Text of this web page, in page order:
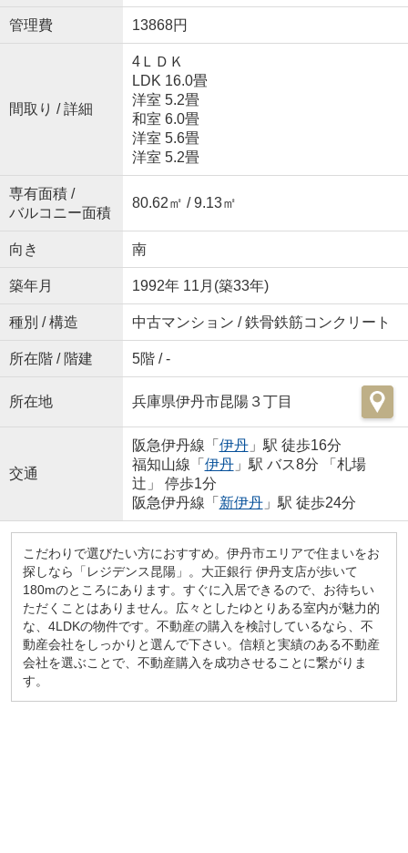
管理費 13868円
間取り / 詳細
4ＬＤＫ
LDK 16.0畳
洋室 5.2畳
和室 6.0畳
洋室 5.6畳
洋室 5.2畳
専有面積 /
バルコニー面積
80.62㎡ / 9.13㎡
向き 南
築年月 1992年 11月(築33年)
種別 / 構造 中古マンション / 鉄骨鉄筋コンクリート
所在階 / 階建 5階 / -
所在地 兵庫県伊丹市昆陽３丁目
交通
阪急伊丹線「 伊丹」駅 徒歩16分
福知山線「 伊丹」駅 バス8分 「札場
辻」 停歩1分
阪急伊丹線「 新伊丹」駅 徒歩24分
こだわりで選びたい方におすすめ。伊丹市エリアで住まいをお
探しなら「レジデンス昆陽」。大正銀行 伊丹支店が歩いて
180mのところにあります。すぐに入居できるので、お待ちい
ただくことはありません。広々としたゆとりある室内が魅力的
な、4LDKの物件です。不動産の購入を検討しているなら、不
動産会社をしっかりと選んで下さい。信頼と実績のある不動産
会社を選ぶことで、不動産購入を成功させることに繋がりま
す。